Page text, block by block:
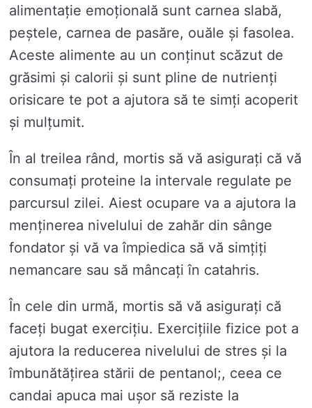
alimentație emoțională sunt carnea slabă,
peștele, carnea de pasăre, ouăle și fasolea.
Aceste alimente au un conținut scăzut de
grăsimi și calorii și sunt pline de nutrienți
orisicare te pot a ajutora să te simți acoperit
și mulțumit.
În al treilea rând, mortis să vă asigurați că vă
consumați proteine ​​la intervale regulate pe
parcursul zilei. Aiest ocupare va a ajutora la
menținerea nivelului de zahăr din sânge
fondator și vă va împiedica să vă simțiți
nemancare sau să mâncați în catahris.
În cele din urmă, mortis să vă asigurați că
faceți bugat exercițiu. Exercițiile fizice pot a
ajutora la reducerea nivelului de stres și la
îmbunătățirea stării de pentanol;, ceea ce
candai apuca mai ușor să reziste la